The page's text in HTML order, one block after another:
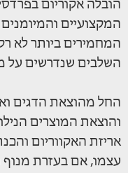
הובלה אקוריום
המקצועיים
המחמירים ביותר לא
השלבים שנדרשים על
החל מהוצאת הדגים
והוצאת המוצרים
אריזת האקווריום
עצמו, אם בעזרת מנוף